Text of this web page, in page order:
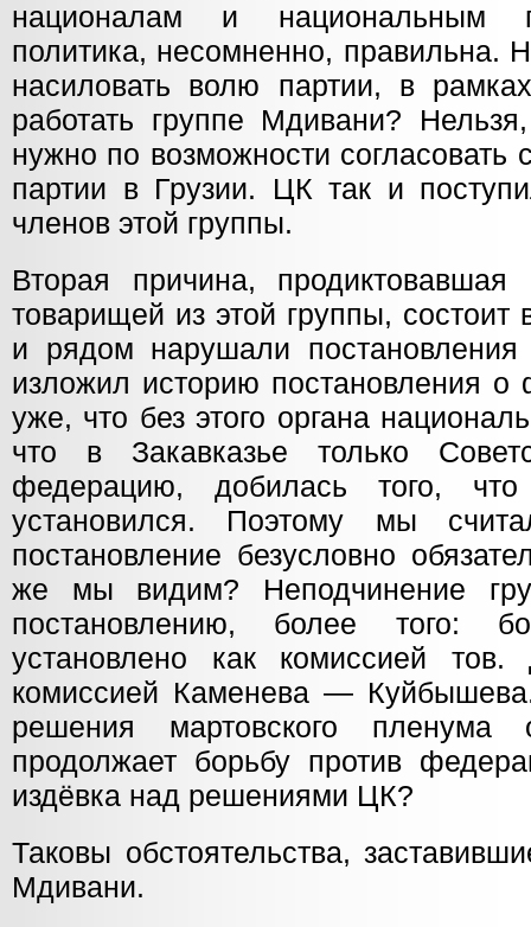
националам и национальным
политика, несомненно, правильна.
насиловать волю партии, в
работать группе Мдивани?
нужно по возможности согласовать
партии в Грузии. ЦК так и
членов этой группы.
Вторая причина,
товарищей из этой группы,
и рядом нарушали
изложил историю постановления о
уже, что без этого органа
что в Закавказье только
федерацию, добилась того,
установился. Поэтому мы
постановление безусловно
же мы видим? Неподчинение
постановлению, более того:
установлено как комиссией тов.
комиссией Каменева —
решения мартовского
продолжает борьбу против
издёвка над решениями ЦК?
Таковы обстоятельства,
Мдивани.